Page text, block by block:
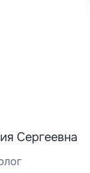
Сергеевна